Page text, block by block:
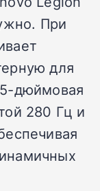
При
для
дюймовая
280 Гц и